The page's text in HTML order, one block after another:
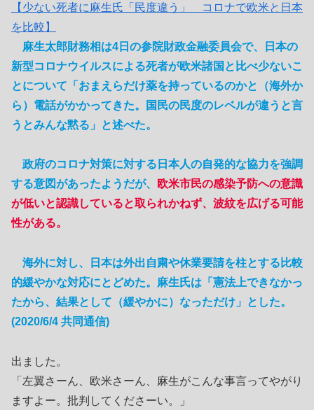
【少ない死者に麻生氏「民度違う」 コロナで欧米と日本
を比較】
麻生太郎財務相は4日の参院財政金融委員会で、日本の
新型コロナウイルスによる死者が欧米諸国と比べ少ないこ
とについて「おまえらだけ薬を持っているのかと（海外か
ら）電話がかかってきた。国民の民度のレベルが違うと言
うとみんな黙る」と述べた。
政府のコロナ対策に対する日本人の自発的な協力を強調
する意図があったようだが、
欧米市民の感染予防への意識
が低いと認識していると取られかねず、波紋を広げる可能
性がある。
海外に対し、日本は外出自粛や休業要請を柱とする比較
的緩やかな対応にとどめた。麻生氏は「憲法上できなかっ
たから、結果として（緩やかに）なっただけ」とした。
(2020/6/4 共同通信)
出ました。
「左翼さーん、欧米さーん、麻生がこんな事言ってやがり
ますよー。批判してくださーい。」